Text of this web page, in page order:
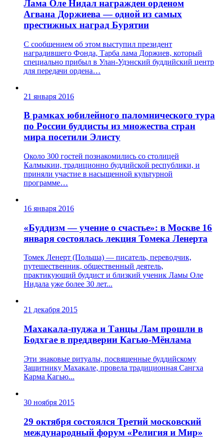
Лама Оле Нидал награжден орденом
Агвана Доржиева — одной из самых
престижных наград Бурятии
С сообщением об этом выступил президент
наградившего Фонда, Тарба лама Доржиев, который
специально прибыл в Улан-Удэнский буддийский центр
для передачи ордена…
21 января 2016
В рамках юбилейного паломнического тура
по России буддисты из множества стран
мира посетили Элисту
Около 300 гостей познакомились со столицей
Калмыкии, традиционно буддийской республики, и
приняли участие в насыщенной культурной
программе…
16 января 2016
«Буддизм — учение о счастье»: в Москве 16
января состоялась лекция Томека Ленерта
Томек Ленерт (Польша) — писатель, переводчик,
путешественник, общественный деятель,
практикующий буддист и близкий ученик Ламы Оле
Нидала уже более 30 лет...
21 декабря 2015
Махакала-пуджа и Танцы Лам прошли в
Бодхгае в преддверии Кагью-Мёнлама
Эти знаковые ритуалы, посвященные буддийскому
Защитнику Махакале, провела традиционная Сангха
Карма Кагью...
30 ноября 2015
29 октября состоялся Третий московский
международный форум «Религия и Мир»